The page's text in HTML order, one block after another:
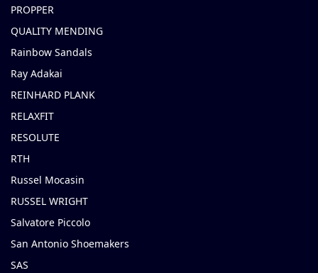
PROPPER
QUALITY MENDING
Rainbow Sandals
Ray Adakai
REINHARD PLANK
RELAXFIT
RESOLUTE
RTH
Russel Mocasin
RUSSEL WRIGHT
Salvatore Piccolo
San Antonio Shoemakers
SAS